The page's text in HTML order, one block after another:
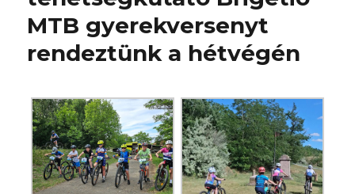
MTB gyerekversenyt
rendeztünk a hétvégén